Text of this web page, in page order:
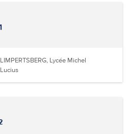
LIMPERTSBERG, Lycée Michel
Lucius